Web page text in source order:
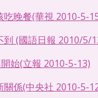
吃晚餐(華視 2010-5-
到 (國語日報 2010/5/
始(立報 2010-5-13)
係(中央社 2010-5-